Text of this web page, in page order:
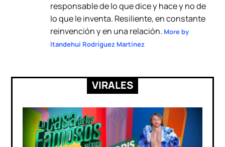
responsable de lo que dice y hace y no de
lo que le inventa. Resiliente, en constante
reinvención y en una relación. More by
Itandehui Rodríguez Martínez
VIRALES